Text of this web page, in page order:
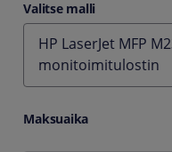
Valitse malli
HP LaserJet MFP
monitoimitulostin
Maksuaika